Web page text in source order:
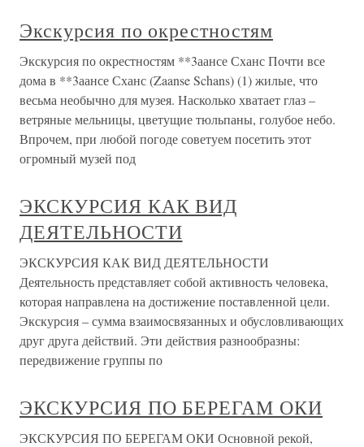
Экскурсия по окрестностям
Экскурсия по окрестностям **3аансе Сханс Почти все
дома в **3аансе Сханс (Zaanse Schans) (1) жилые, что
весьма необычно для музея. Насколько хватает глаз –
ветряные мельницы, цветущие тюльпаны, голубое небо.
Впрочем, при любой погоде советуем посетить этот
огромный музей под
ЭКСКУРСИЯ КАК ВИД
ДЕЯТЕЛЬНОСТИ
ЭКСКУРСИЯ КАК ВИД ДЕЯТЕЛЬНОСТИ
Деятельность представляет собой активность человека,
которая направлена на достижение поставленной цели.
Экскурсия – сумма взаимосвязанных и обусловливающих
друг друга действий. Эти действия разнообразны:
передвижение группы по
ЭКСКУРСИЯ ПО БЕРЕГАМ ОКИ
ЭКСКУРСИЯ ПО БЕРЕГАМ ОКИ Основной рекой,